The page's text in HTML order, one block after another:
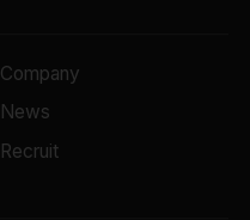
Company
News
Recruit